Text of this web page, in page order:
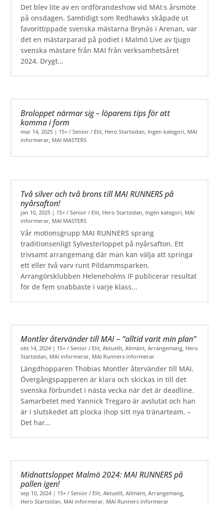
Det blev lite av en ordförandeshow vid MAI:s årsmöte
på onsdagen. Samtidigt som Redhawks skåpade ut
favorittippade svenska mästarna Brynäs i Arenan, var
det en mästarparad på podiet i Malmö Live av tjugo
svenska mästare från MAI från verksamhetsåret
2024. Drygt...
Broloppet närmar sig – löparens tips för att
komma i form
mar 14, 2025 | 15+ / Senior / Elit, Hero Startsidan, Ingen kategori, MAI
informerar, MAI MASTERS
Två silver och två brons till MAI RUNNERS på
nyårsafton!
jan 10, 2025 | 15+ / Senior / Elit Hero Startsidan Ingen kategori MAI
informerar MAI MASTERS
Vår motionsgrupp MAI RUNNERS sprang
traditionsenligt Sylvesterloppet på nyårsafton. Ett
trivsamt arrangemang där man kan välja att springa
ett eller två varv runt Pildammsparken.
Arrangörsklubben Heleneholms IF publicerar resultat
för de fem snabbaste i varje klass...
Montler återvänder till MAI – ”alltid varit min plan”
okt 14, 2024 | 15+ / Senior / Elit,Aktuellt,Allmänt,Arrangemang, Hero
Startsidan, MAI informerar, MAI Runners informerar
Längdhopparen Thobias Montler återvänder till MAI.
Övergångspapperen är klara och skickas in till det
svenska förbundet i nästa vecka när det är deadline.
Samarbetet med Yannick Tregaro är avslutat och han
är i slutskedet att plocka ihop sitt nya tränarteam. –
Det har...
Midnattsloppet Malmö 2024: MAI RUNNERS på
pallen igen!
sep 10, 2024 | 15+ / Senior / Elit,Aktuellt,Allmänt,Arrangemang,
Hero Startsidan, MAI informerar, MAI Runners informerar